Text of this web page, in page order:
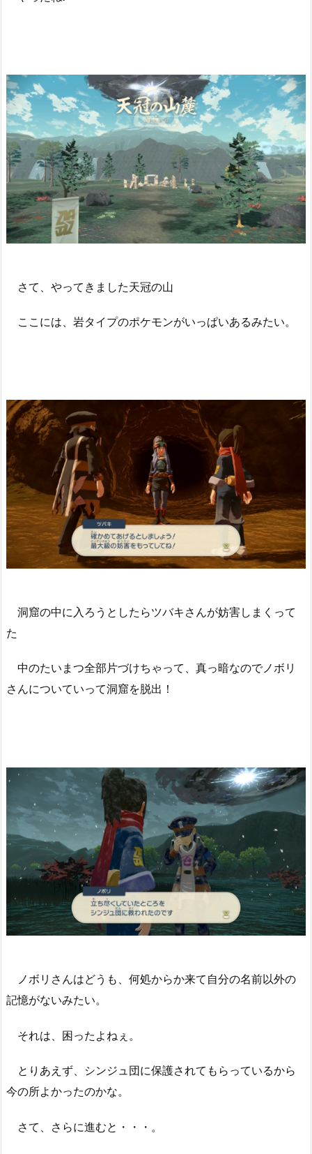
さて、やってきました天冠の山
ここには、岩タイプのポケモンがいっぱいあるみたい。
洞窟の中に入ろうとしたらツバキさんが妨害しまくって
た
中のたいまつ全部片づけちゃって、真っ暗なのでノボリ
さんについていって洞窟を脱出！
ノボリさんはどうも、何処からか来て自分の名前以外の
記憶がないみたい。
それは、困ったよねぇ。
とりあえず、シンジュ団に保護されてもらっているから
今の所よかったのかな。
さて、さらに進むと・・・。